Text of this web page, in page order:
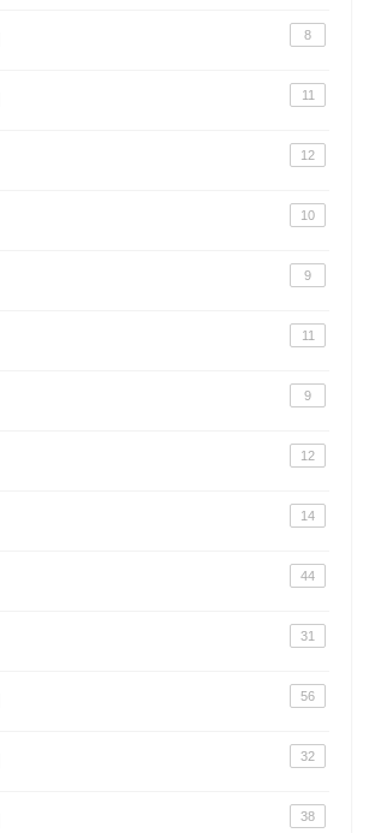
8
11
12
10
9
11
9
12
14
44
31
56
32
38